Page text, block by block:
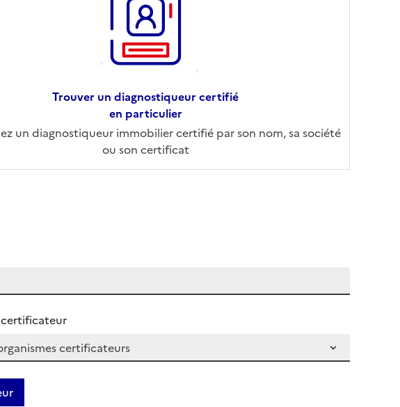
Trouver un diagnostiqueur certifié
en particulier
un diagnostiqueur immobilier certifié par son nom, sa société
ou son certificat